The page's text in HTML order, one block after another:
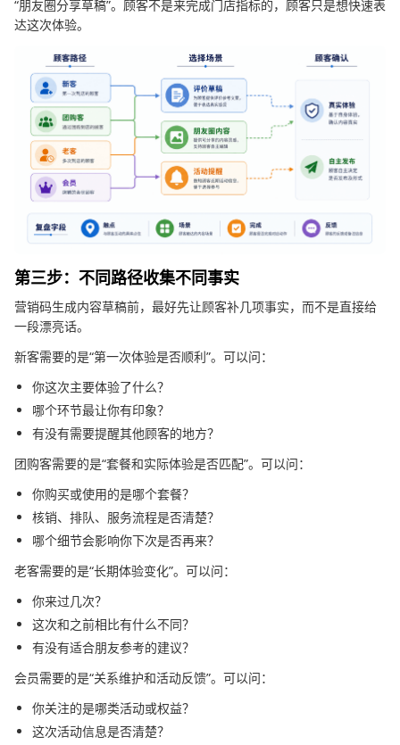
“朋友圈分享草稿”。顾客不是来完成门店指标的，顾客只是想快速表
达这次体验。
第三步：不同路径收集不同事实
营销码生成内容草稿前，最好先让顾客补几项事实，而不是直接给
一段漂亮话。
新客需要的是“第一次体验是否顺利”。可以问：
你这次主要体验了什么？
哪个环节最让你有印象？
有没有需要提醒其他顾客的地方？
团购客需要的是“套餐和实际体验是否匹配”。可以问：
你购买或使用的是哪个套餐？
核销、排队、服务流程是否清楚？
哪个细节会影响你下次是否再来？
老客需要的是“长期体验变化”。可以问：
你来过几次？
这次和之前相比有什么不同？
有没有适合朋友参考的建议？
会员需要的是“关系维护和活动反馈”。可以问：
你关注的是哪类活动或权益？
这次活动信息是否清楚？